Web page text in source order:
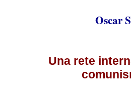
Oscar
Una rete